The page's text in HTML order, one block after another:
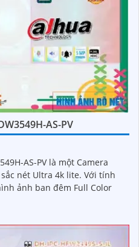
AS-PV
AS-PV là một Camera
Ultra 4k lite. Với tính
ảnh ban đêm Full Color